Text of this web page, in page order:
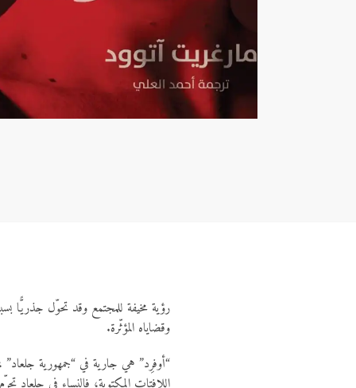
رؤية مخيفة للمجتمع وقد تحوّل جذريًّا
وقضاياه المؤثّرة.
“أوفرِد” هي جارية في “جمهورية